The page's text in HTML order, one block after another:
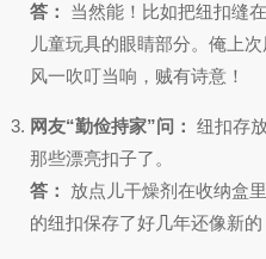
答：
当然能！比如把纽扣缝
儿童玩具的眼睛部分。俺上
风一吹叮当响，贼有诗意！
网友“勤俭持家”问： 纽扣存
那些漂亮扣子了。
答：
放点儿干燥剂在收纳盒
的纽扣保存了好几年还像新